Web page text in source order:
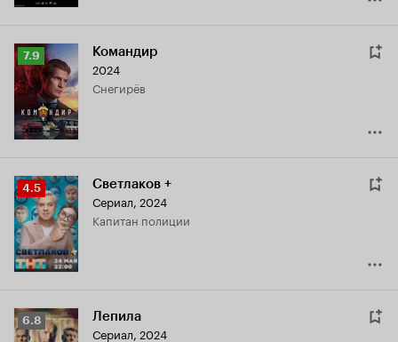
Рейтинг
Кинопоиска
7.9
7.9 Командир
2024
Снегирёв
Рейтинг
Кинопоиска
4.5
4.5 Светлаков +
Сериал, 2024
капитан полиции
Рейтинг
Кинопоиска
6.8 Лепила
Сериал, 2024